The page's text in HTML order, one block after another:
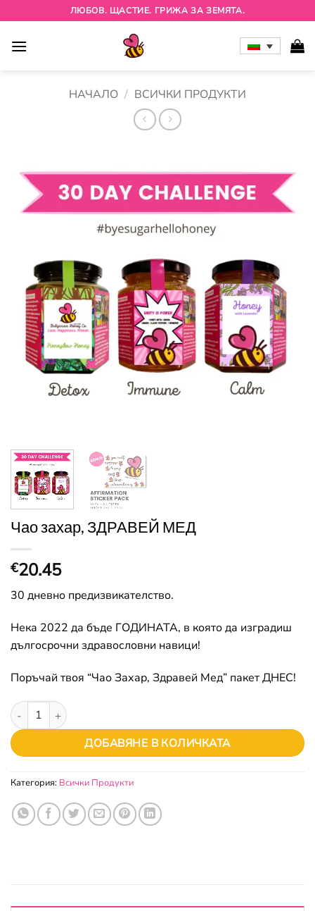
to
content
ЛЮБОВ. ЩАСТИЕ. ГРИЖА ЗА ЗЕМЯТА.
НАЧАЛО / ВСИЧКИ ПРОДУКТИ
Чао захар, ЗДРАВЕЙ МЕД
€20.45
30 дневно предизвикателство.
Нека 2022 да бъде ГОДИНАТА, в която да изградиш
дългосрочни здравословни навици!
Поръчай твоя “Чао Захар, Здравей Мед” пакет ДНЕС!
количество за Чао захар, ЗДРАВЕЙ МЕД
ДОБАВЯНЕ В КОЛИЧКАТА
Категория: Всички Продукти